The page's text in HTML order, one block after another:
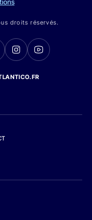
droits réservés.